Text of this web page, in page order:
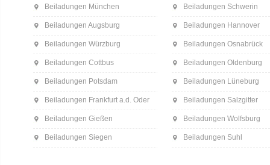
Beiladungen München
Beiladungen Augsburg
Beiladungen Würzburg
Beiladungen Cottbus
Beiladungen Potsdam
Beiladungen Frankfurt a.d. Oder
Beiladungen Gießen
Beiladungen Siegen
Beiladungen Schwerin
Beiladungen Hannover
Beiladungen Osnabrück
Beiladungen Oldenburg
Beiladungen Lüneburg
Beiladungen Salzgitter
Beiladungen Wolfsburg
Beiladungen Suhl